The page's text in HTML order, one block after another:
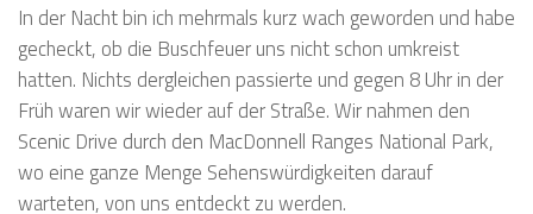
In der Nacht bin ich mehrmals kurz wach geworden und habe
gecheckt, ob die Buschfeuer uns nicht schon umkreist
hatten. Nichts dergleichen passierte und gegen 8 Uhr in der
Früh waren wir wieder auf der Straße. Wir nahmen den
Scenic Drive durch den MacDonnell Ranges National Park,
wo eine ganze Menge Sehenswürdigkeiten darauf
warteten, von uns entdeckt zu werden.